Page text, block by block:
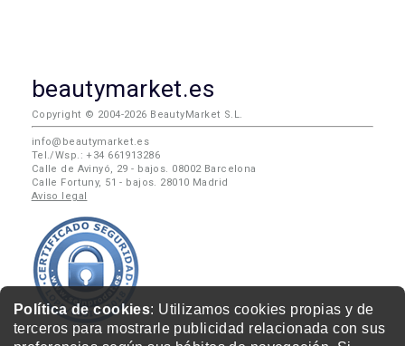
Política de cookies: Utilizamos cookies propias y de
terceros para mostrarle publicidad relacionada con sus
beautymarket.es
Copyright © 2004-2026 BeautyMarket S.L.
info@beautymarket.es
Tel./Wsp.: +34 661913286
Calle de Avinyó, 29 - bajos. 08002 Barcelona
Calle Fortuny, 51 - bajos. 28010 Madrid
Aviso legal